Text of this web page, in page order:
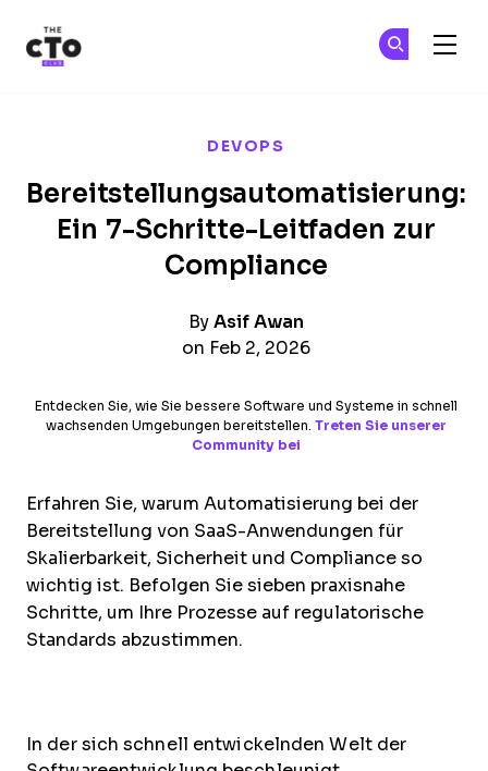
DEVOPS
Bereitstellungsautomatisierung:
Ein 7-Schritte-Leitfaden zur
Compliance
By Asif Awan
on Feb 2, 2026
Entdecken Sie, wie Sie bessere Software und Systeme in schnell
wachsenden Umgebungen bereitstellen. Treten Sie unserer
Community bei
Erfahren Sie, warum Automatisierung bei der
Bereitstellung von SaaS-Anwendungen für
Skalierbarkeit, Sicherheit und Compliance so
wichtig ist. Befolgen Sie sieben praxisnahe
Schritte, um Ihre Prozesse auf regulatorische
Standards abzustimmen.
In der sich schnell entwickelnden Welt der